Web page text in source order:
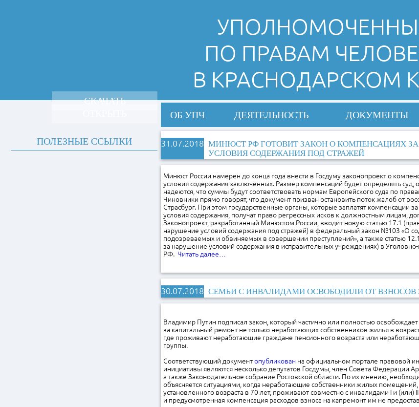
ПО ПРАВАМ
В КРАСНОДАРСКОМ
ОБ УПЧ ДЕЯТЕЛЬНОСТЬ ДОКУМЕНТЫ
31.07.2018 МИНЮСТ РФ ГОТОВИТ ЗАКОН О КОМПЕНСАЦИЯХ
УСЛОВИЯ СОДЕРЖАНИЯ ПОД СТРАЖЕЙ
Минюст России намерен до конца года внести в Госдуму законопроект о
условия содержания заключенных. Размер компенсаций будет определять суд,
надеются, что суммы будут соответствовать нормам Европейского суда по
Чиновники прямо говорят, что документ призван остановить поток жалоб от
Страсбург. При этом государственные органы, которые заплатят компенсации
условия содержания, получат право регрессных исков к должностным лицам,
Законопроект, разработанный Минюстом России, вводит новую статью 17.1
нарушение условий содержания под стражей) в федеральный закон №103 «О
подозреваемых и обвиняемых в совершении преступлений», а также статью
за нарушение условий содержания в исправительных учреждениях) в
РФ. Читать далее…
30.07.2018 СЕМЬИ С ИНВАЛИДАМИ ОСВОБОДИЛИ ОТ ВЗНОСОВ
Владимир Путин подписал закон, который частично или полностью освобождает
за капитальный ремонт не только неработающих собственников жилья в
где проживают неработающие граждане пенсионного возраста или
группы.
Соответствующий документопубликован на официальном портале правовой
инициативы являются несколько депутатов Госдумы, член Совета Федерации
а также Законодательное собрание Ростовской области. По их мнению,
объясняется ситуациями, когда неработающие собственники жилых
установленного возраста в 70 лет, проживают совместно с инвалидами I и (или)
и предусмотренная компенсация расходов взноса на капремонт им не
СКАЧАТЬ
ПОЛЕЗНЫЕ ССЫЛКИ